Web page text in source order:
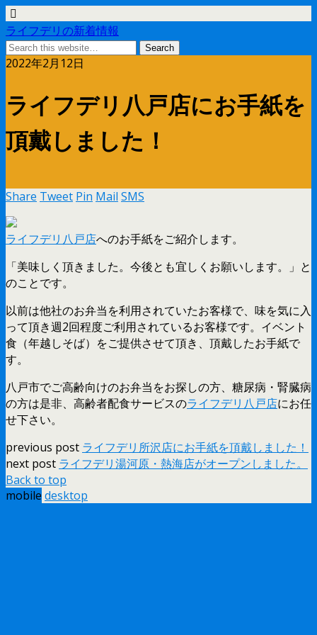
ライフデリの新着情報
2022年2月12日
ライフデリ八戸店にお手紙を
頂戴しました！
Share Tweet Pin Mail SMS
ライフデリ八戸店へのお手紙をご紹介します。
「美味しく頂きました。今後とも宜しくお願いします。」と
のことです。
以前は他社のお弁当を利用されていたお客様で、味を気に入
って頂き週2回程度ご利用されているお客様です。イベント
食（年越しそば）をご提供させて頂き、頂戴したお手紙で
す。
八戸市でご高齢向けのお弁当をお探しの方、糖尿病・腎臓病
の方は是非、高齢者配食サービスのライフデリ八戸店にお任
せ下さい。
previous post ライフデリ所沢店にお手紙を頂戴しました！
next post ライフデリ湯河原・熱海店がオープンしました。
Back to top
mobile desktop